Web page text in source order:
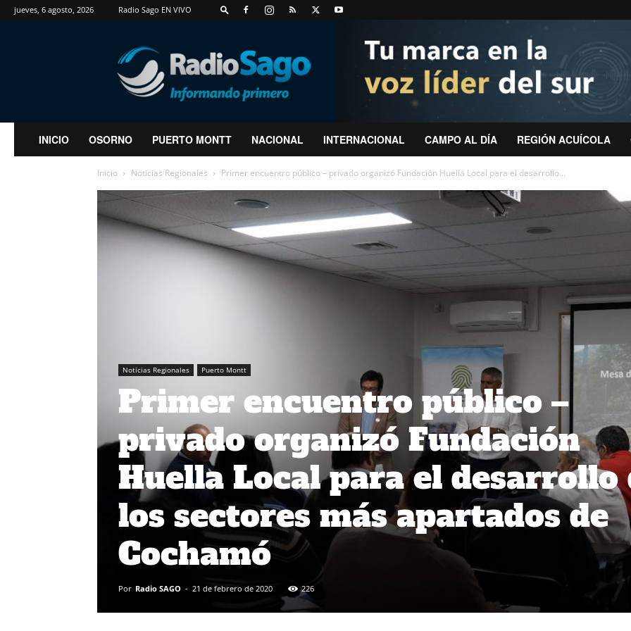
jueves, 6 agosto, 2026 Radio Sago EN VIVO
RadioSago
INICIO OSORNO PUERTO MONTT NACIONAL INTERNACIONAL CAMPO AL DÍA REGIÓN ACUÍCOLA
Inicio Noticias Regionales Primer encuentro público – privado organizó Fundación Huella Local para el desarrollo...
Noticias Regionales Puerto Montt
Primer encuentro público –
privado organizó Fundación
Huella Local para el desarrollo
los sectores más apartados de
Cochamó
Por Radio SAGO - 21 de febrero de 2020 226